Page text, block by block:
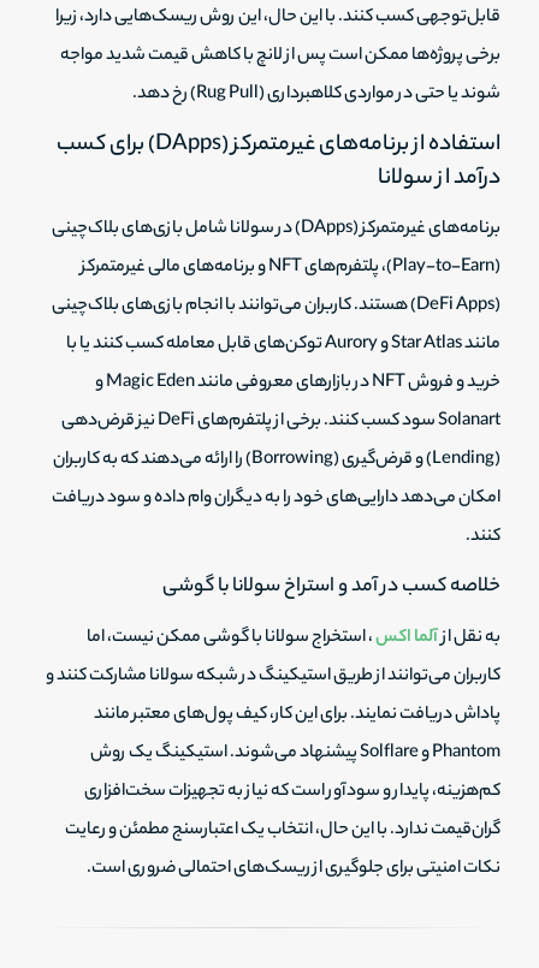
قابل‌توجهی کسب کنند. با این حال، این روش ریسک‌هایی دارد، زیرا
برخی پروژه‌ها ممکن است پس از لانچ با کاهش قیمت شدید مواجه
شوند یا حتی در مواردی کلاهبرداری (Rug Pull) رخ دهد.
استفاده از برنامه‌های غیرمتمرکز (DApps) برای کسب
درآمد از سولانا
برنامه‌های غیرمتمرکز (DApps) در سولانا شامل بازی‌های بلاک‌چینی
(Play-to-Earn)، پلتفرم‌های NFT و برنامه‌های مالی غیرمتمرکز
(DeFi Apps) هستند. کاربران می‌توانند با انجام بازی‌های بلاک‌چینی
مانند Star Atlas و Aurory توکن‌های قابل معامله کسب کنند یا با
خرید و فروش NFT در بازارهای معروفی مانند Magic Eden و
Solanart سود کسب کنند. برخی از پلتفرم‌های DeFi نیز قرض‌دهی
(Lending) و قرض‌گیری (Borrowing) را ارائه می‌دهند که به کاربران
امکان می‌دهد دارایی‌های خود را به دیگران وام داده و سود دریافت
کنند.
خلاصه کسب در آمد و استراخ سولانا با گوشی
به نقل ازآلما اکس، استخراج سولانا با گوشی ممکن نیست، اما
کاربران می‌توانند از طریق استیکینگ در شبکه سولانا مشارکت کنند و
پاداش دریافت نمایند. برای این کار، کیف پول‌های معتبر مانند
Phantom و Solflare پیشنهاد می‌شوند. استیکینگ یک روش
کم‌هزینه، پایدار و سودآور است که نیاز به تجهیزات سخت‌افزاری
گران‌قیمت ندارد. با این حال، انتخاب یک اعتبارسنج مطمئن و رعایت
نکات امنیتی برای جلوگیری از ریسک‌های احتمالی ضروری است.